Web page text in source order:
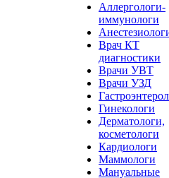
Аллергологи-
иммунологи
Врач КТ
диагностики
Врачи УВТ
Врачи УЗД
Гинекологи
Дерматологи,
косметологи
Кардиологи
Маммологи
Мануальные